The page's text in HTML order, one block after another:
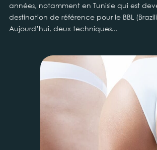
années, notamment en Tunisie qui est
destination de référence pour le BBL
Aujourd’hui, deux techniques...